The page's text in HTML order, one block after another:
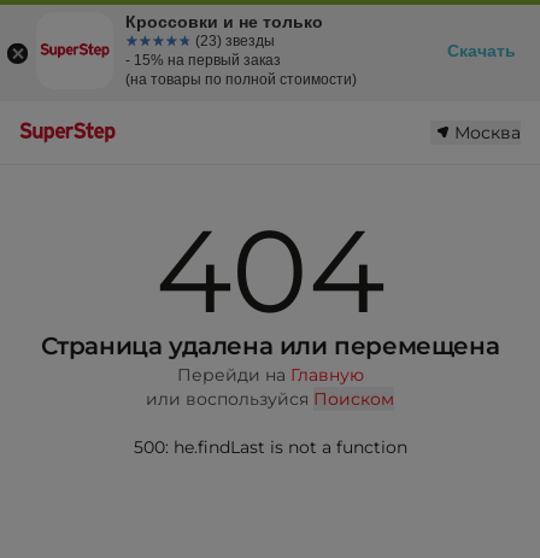
Москва
404
Страница удалена или перемещена
Перейди на Главную
или воспользуйся Поиском
500: he.findLast is not a function
Кроссовки и не только
☆☆☆☆☆
★★★★★ (23) звезды
- 15% на первый заказ
(на товары по полной стоимости)
Скачать